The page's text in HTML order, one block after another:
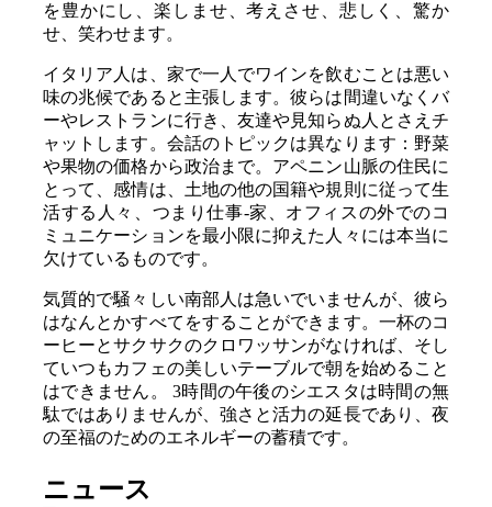
を豊かにし、楽しませ、考えさせ、悲しく、驚か
せ、笑わせます。
イタリア人は、家で一人でワインを飲むことは悪い
味の兆候であると主張します。彼らは間違いなくバ
ーやレストランに行き、友達や見知らぬ人とさえチ
ャットします。会話のトピックは異なります：野菜
や果物の価格から政治まで。アペニン山脈の住民に
とって、感情は、土地の他の国籍や規則に従って生
活する人々、つまり仕事-家、オフィスの外でのコ
ミュニケーションを最小限に抑えた人々には本当に
欠けているものです。
気質的で騒々しい南部人は急いでいませんが、彼ら
はなんとかすべてをすることができます。一杯のコ
ーヒーとサクサクのクロワッサンがなければ、そし
ていつもカフェの美しいテーブルで朝を始めること
はできません。 3時間の午後のシエスタは時間の無
駄ではありませんが、強さと活力の延長であり、夜
の至福のためのエネルギーの蓄積です。
ニュース